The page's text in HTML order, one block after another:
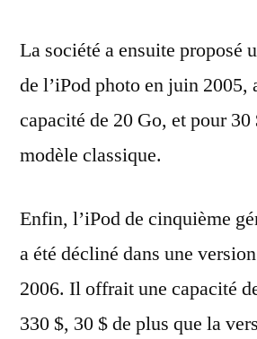
La société a ensuite proposé
de l’iPod photo en juin 2005,
capacité de 20 Go, et pour 30
modèle classique.
Enfin, l’iPod de cinquième
a été décliné dans une
2006. Il offrait une capacité
330 $, 30 $ de plus que la